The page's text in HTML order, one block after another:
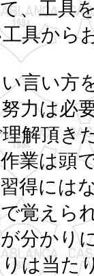
、工具
具から
言い方
力は必
解頂き
業は頭
得には
覚えら
分かり
は当た